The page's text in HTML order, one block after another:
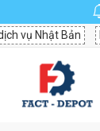
vụ Nhật Bản